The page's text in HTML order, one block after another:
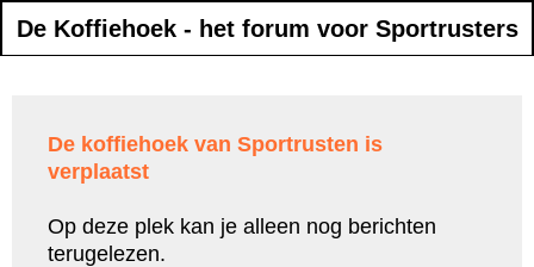
De Koffiehoek - het forum voor Sportrusters
De koffiehoek van Sportrusten is
verplaatst
Op deze plek kan je alleen nog berichten
terugelezen.